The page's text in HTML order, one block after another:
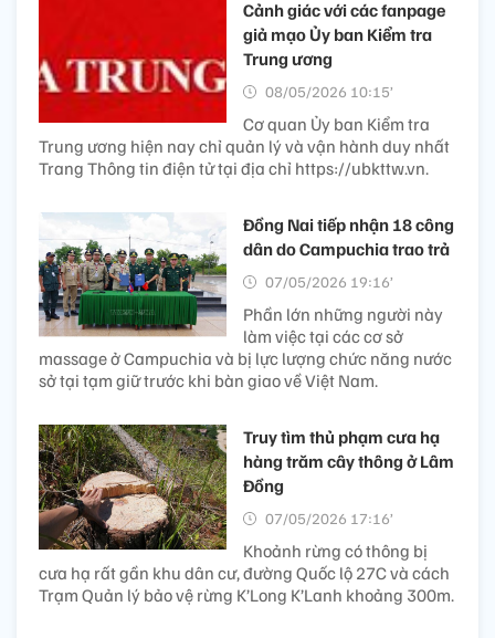
Cảnh giác với các fanpage
giả mạo Ủy ban Kiểm tra
Trung ương
08/05/2026 10:15’
Cơ quan Ủy ban Kiểm tra
Trung ương hiện nay chỉ quản lý và vận hành duy nhất
Trang Thông tin điện tử tại địa chỉ https://ubkttw.vn.
Đồng Nai tiếp nhận 18 công
dân do Campuchia trao trả
07/05/2026 19:16’
Phần lớn những người này
làm việc tại các cơ sở
massage ở Campuchia và bị lực lượng chức năng nước
sở tại tạm giữ trước khi bàn giao về Việt Nam.
Truy tìm thủ phạm cưa hạ
hàng trăm cây thông ở Lâm
Đồng
07/05/2026 17:16’
Khoảnh rừng có thông bị
cưa hạ rất gần khu dân cư, đường Quốc lộ 27C và cách
Trạm Quản lý bảo vệ rừng K’Long K’Lanh khoảng 300m.